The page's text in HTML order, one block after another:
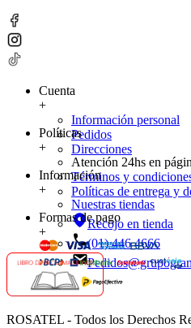
Cuenta
+
Información personal
Pedidos
Direcciones
Políticas
+
Atención 24hs en
Términos y
Políticas de entrega y
Información
+
Nuestras tiendas
Recojo en tienda
(01) 446 4666
Formas de pago
+
ROSATEL - Todos los Derechos